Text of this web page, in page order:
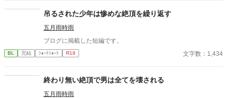
ください。 歯科以外の医療知識はそこまで詳しくないのですみま
せんがご了承ください。
吊るされた少年は惨めな絶頂を繰り返す
五月雨時雨
ブログに掲載した短編です。
BL 完結 ｼｮｰﾄｼｮｰﾄ R18 文字数：1,434
終わり無い絶頂で男は全てを壊される
五月雨時雨